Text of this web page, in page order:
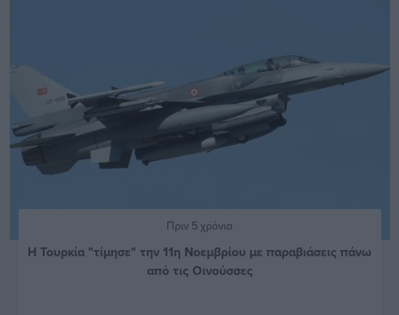
Πριν 5 χρόνια
Η Τουρκία "τίμησε" την 11η Νοεμβρίου με παραβιάσεις πάνω
από τις Οινούσσες